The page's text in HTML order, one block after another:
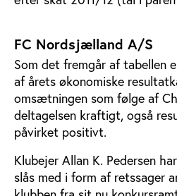
FC Nordsjælland A/S
Som det fremgår af tabellen
af årets økonomiske
omsætningen som følge af
deltagelsen kraftigt, også
påvirket positivt.
Klubejer Allan K. Pedersen
slås med i form af retssager